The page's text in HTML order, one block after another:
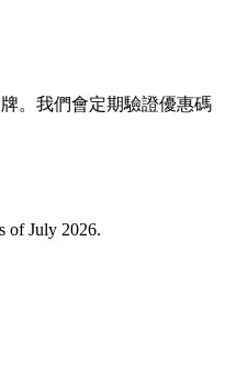
。我們會定期驗證優惠碼
of July 2026.